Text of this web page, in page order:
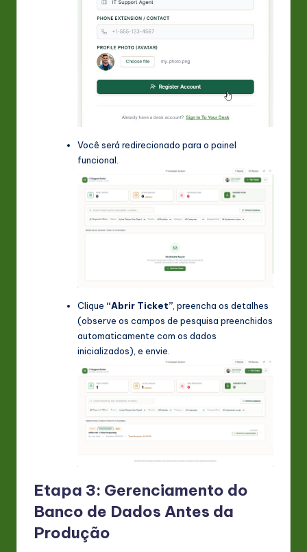
Você será redirecionado para o painel
funcional.
Clique “Abrir Ticket” , preencha os detalhes
(observe os campos de pesquisa preenchidos
automaticamente com os dados
inicializados), e envie.
Etapa 3: Gerenciamento do
Banco de Dados Antes da
Produção